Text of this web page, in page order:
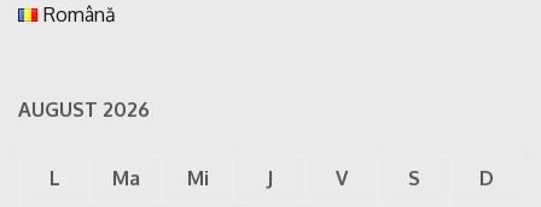
Română
AUGUST 2026
L Ma Mi J V S D